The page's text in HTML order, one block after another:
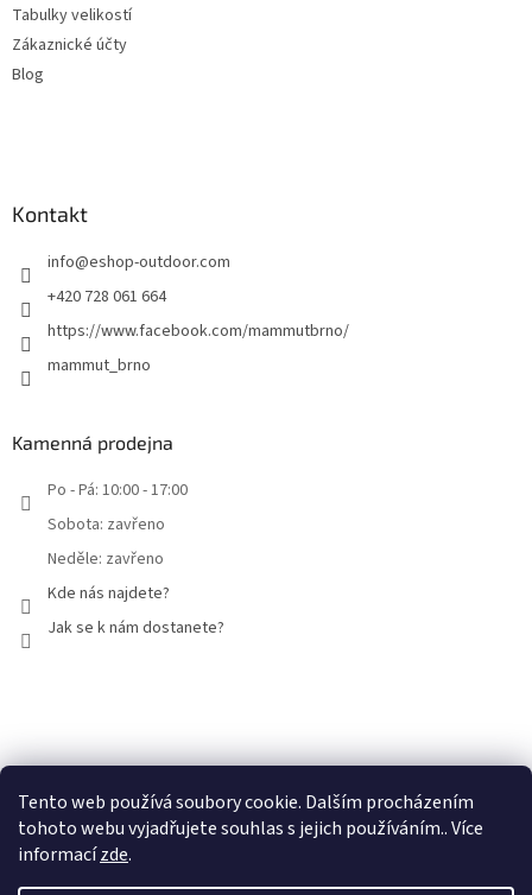
Tento web používá soubory cookie. Dalším procházením
tohoto webu vyjadřujete souhlas s jejich používáním.. Více
informacízde.
Tabulky velikostí
Zákaznické účty
Blog
Kontakt
info@eshop-outdoor.com
+420 728 061 664
https://www.facebook.com/mammutbrno/
mammut_brno
Kamenná prodejna
Po - Pá: 10:00 - 17:00
Sobota: zavřeno
Neděle: zavřeno
Kde nás najdete?
Jak se k nám dostanete?
Facebook